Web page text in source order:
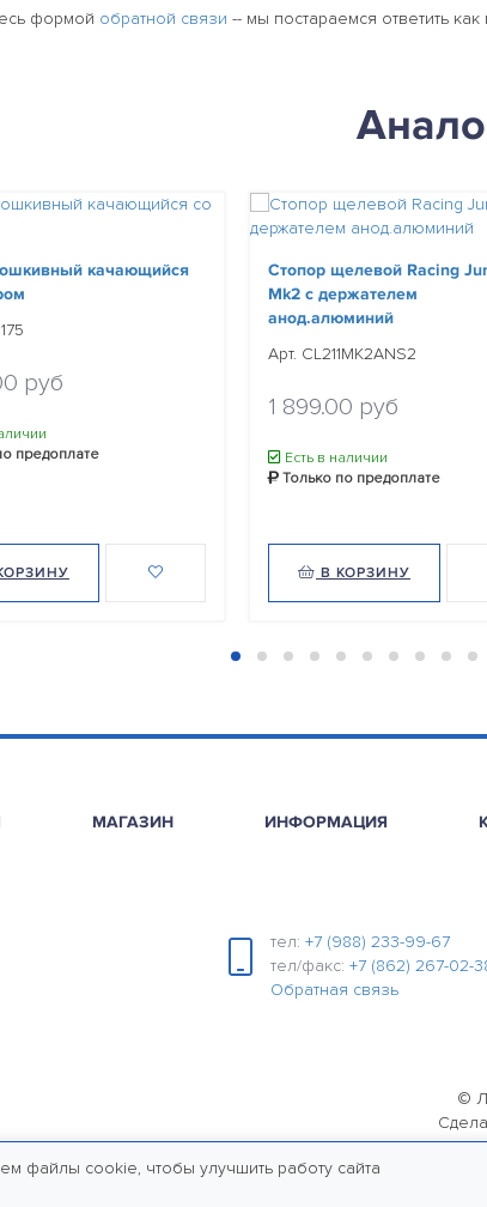
формой обратной связи -- мы постараемся ответить
качающийся
руб
предоплате
Стопор щелевой Racing
Mk2 с держателем
анод.алюминий
Арт. CL211MK2ANS2
1 899.00 руб
Есть в наличии
Только по предоплате
В КОРЗИНУ
МАГАЗИН ИНФОРМАЦИЯ
тел: +7 (988) 233-99-67
тел/факс: +7 (862) 267-02-
Обратная связь
©
файлы cookie, чтобы улучшить работу сайта